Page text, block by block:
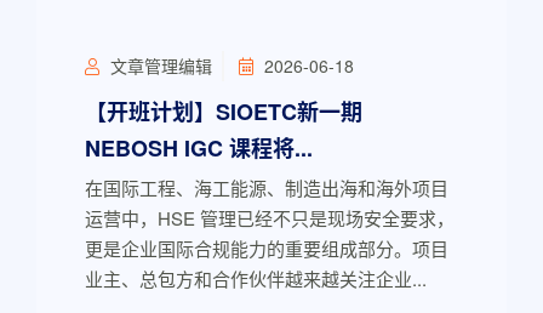
文章管理编辑 2026-06-18
【开班计划】SIOETC新一期
NEBOSH IGC 课程将...
在国际工程、海工能源、制造出海和海外项目
运营中，HSE 管理已经不只是现场安全要求，
更是企业国际合规能力的重要组成部分。项目
业主、总包方和合作伙伴越来越关注企业...